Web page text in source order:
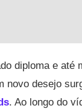
diploma e até
novo desejo
. Ao longo do